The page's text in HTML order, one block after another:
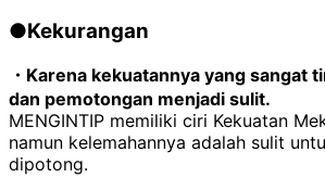
●Kekurangan
・Karena kekuatannya yang sangat
dan pemotongan menjadi sulit.
MENGINTIP memiliki ciri Kekuatan
namun kelemahannya adalah sulit
dipotong.